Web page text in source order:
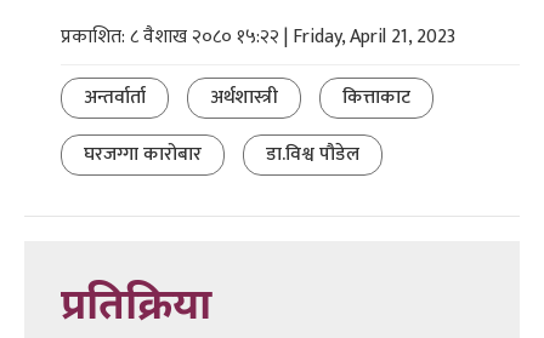
प्रकाशित: ८ वैशाख २०८० १५:२२ | Friday, April 21, 2023
अन्तर्वार्ता
अर्थशास्त्री
कित्ताकाट
घरजग्गा कारोबार
डा.विश्व पौडेल
प्रतिक्रिया